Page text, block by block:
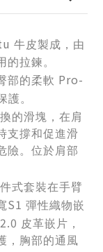
牛皮製成，由
的拉鍊。
部的柔軟 Pro-
護。
的滑塊，在肩
支撐和促進滑
險。位於肩部
式套裝在手臂
S1彈性織物嵌
皮革嵌片，
，胸部的通風